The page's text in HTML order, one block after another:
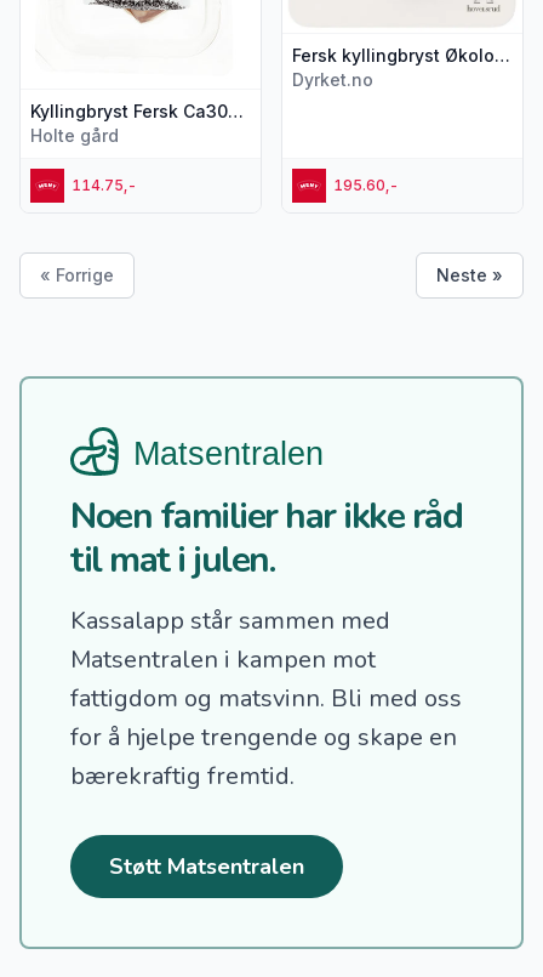
Kyllingbryst Fersk Ca300g Holte
Holte gård
114.75,-
Fersk kyllingbryst Økologisk, ca. 450 g
Dyrket.no
195.60,-
« Forrige Neste »
Noen familier har ikke råd
til mat i julen.
Kassalapp står sammen med
Matsentralen i kampen mot
fattigdom og matsvinn. Bli med oss
for å hjelpe trengende og skape en
bærekraftig fremtid.
Støtt Matsentralen